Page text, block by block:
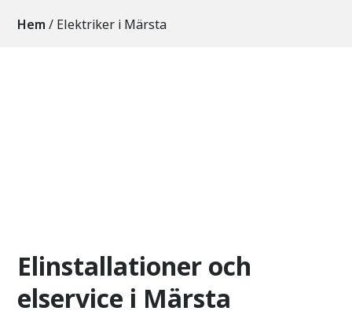
Hem / Elektriker i Märsta
Elinstallationer och
elservice i Märsta